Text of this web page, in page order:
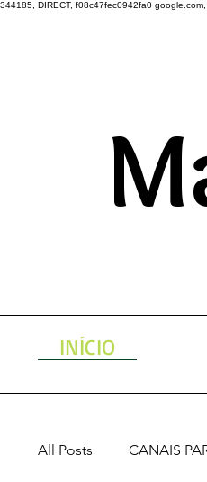
DIRECT, f08c47fec0942fa0
A
INÍCIO
All Posts CANAIS